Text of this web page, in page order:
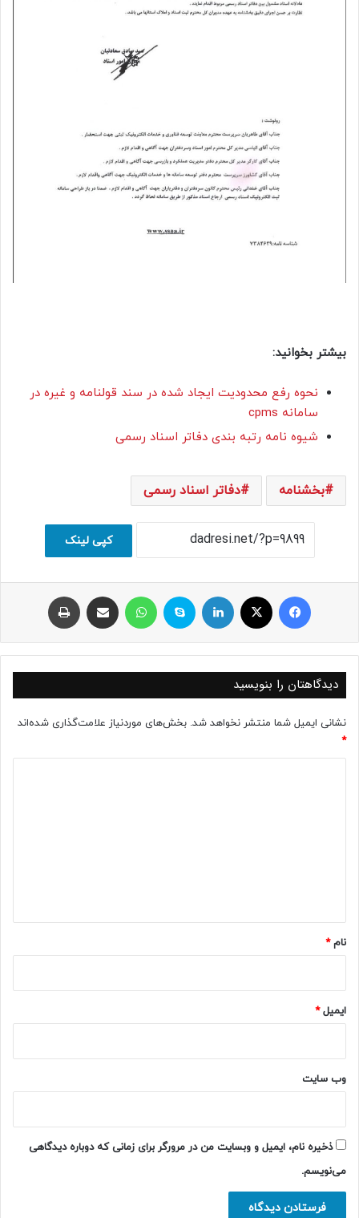
بیشتر بخوانید:
نحوه رفع محدودیت ایجاد شده در سند قولنامه و غیره در
سامانه cpms
شیوه نامه رتبه بندی دفاتر اسناد رسمی
بخشنامه دفاتر اسناد رسمی
کپی لینک
فیسبوک ایکس لینکداین اسکایپ واتس آپ اشتراک با ایمیل
دیدگاهتان را بنویسید
نشانی ایمیل شما منتشر نخواهد شد. بخش‌های موردنیاز علامت‌گذاری شده‌اند
*
نام*
ایمیل*
وب‌ سایت
ذخیره نام، ایمیل و وبسایت من در مرورگر برای زمانی که دوباره دیدگاهی
می‌نویسم.